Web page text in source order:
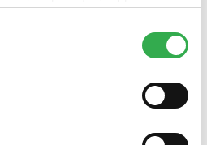
používať všetky tieto